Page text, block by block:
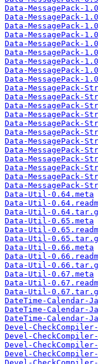
Data-MessagePack-
Data-MessagePack-
Data-MessagePack-
Data-MessagePack-
Data-MessagePack-
Data-MessagePack-
Data-MessagePack-
Data-MessagePack-
Data-MessagePack-
Data-MessagePack-
Data-MessagePack-
Data-MessagePack-
Data-MessagePack-
Data-MessagePack-
Data-MessagePack-
Data-MessagePack-
Data-MessagePack-
Data-MessagePack-
Data-MessagePack-
Data-MessagePack-
Data-MessagePack-
Data-Util-0.64.meta
Data-Util-
Data-Util-
Data-Util-0.65.meta
Data-Util-
Data-Util-
Data-Util-0.66.meta
Data-Util-
Data-Util-
Data-Util-0.67.meta
Data-Util-
Data-Util-
DateTime-Calendar-
DateTime-Calendar-
DateTime-Calendar-
Devel-
Devel-
Devel-
Devel-